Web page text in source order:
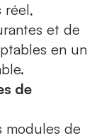
réel,
et de
en un
de
modules de